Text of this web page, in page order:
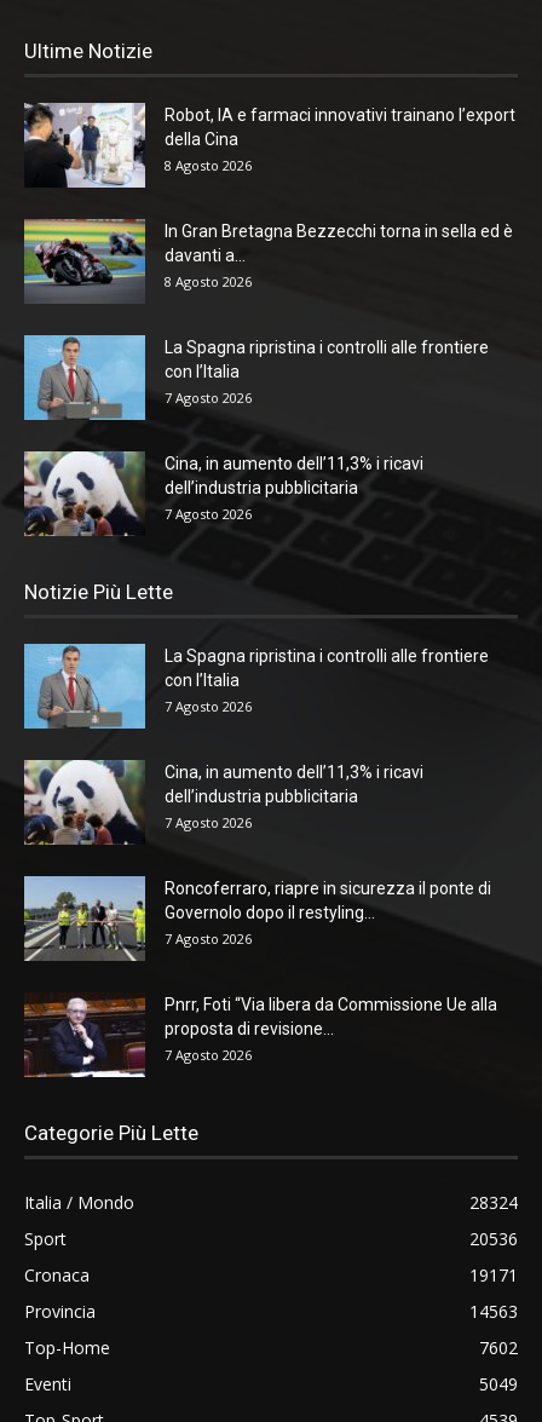
Ultime Notizie
Robot, IA e farmaci innovativi trainano l’export
della Cina
8 Agosto 2026
In Gran Bretagna Bezzecchi torna in sella ed è
davanti a...
8 Agosto 2026
La Spagna ripristina i controlli alle frontiere
con l’Italia
7 Agosto 2026
Cina, in aumento dell’11,3% i ricavi
dell’industria pubblicitaria
7 Agosto 2026
Notizie Più Lette
La Spagna ripristina i controlli alle frontiere
con l’Italia
7 Agosto 2026
Cina, in aumento dell’11,3% i ricavi
dell’industria pubblicitaria
7 Agosto 2026
Roncoferraro, riapre in sicurezza il ponte di
Governolo dopo il restyling...
7 Agosto 2026
Pnrr, Foti “Via libera da Commissione Ue alla
proposta di revisione...
7 Agosto 2026
Categorie Più Lette
Italia / Mondo
28324
Sport
20536
Cronaca
19171
Provincia
14563
Top-Home
7602
Eventi
5049